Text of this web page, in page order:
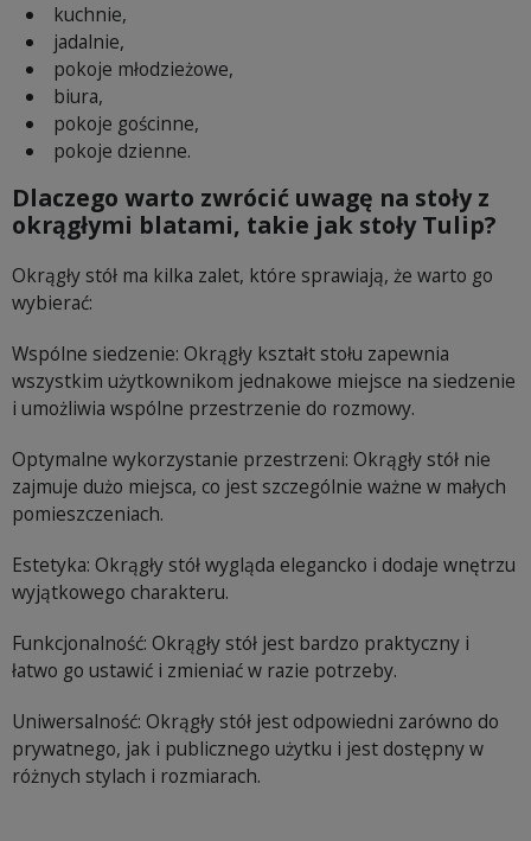
kuchnie,
jadalnie,
pokoje młodzieżowe,
biura,
pokoje gościnne,
pokoje dzienne.
Dlaczego warto zwrócić uwagę na stoły z
okrągłymi blatami, takie jak stoły Tulip?
Okrągły stół ma kilka zalet, które sprawiają, że warto go
wybierać:
Wspólne siedzenie: Okrągły kształt stołu zapewnia
wszystkim użytkownikom jednakowe miejsce na siedzenie
i umożliwia wspólne przestrzenie do rozmowy.
Optymalne wykorzystanie przestrzeni: Okrągły stół nie
zajmuje dużo miejsca, co jest szczególnie ważne w małych
pomieszczeniach.
Estetyka: Okrągły stół wygląda elegancko i dodaje wnętrzu
wyjątkowego charakteru.
Funkcjonalność: Okrągły stół jest bardzo praktyczny i
łatwo go ustawić i zmieniać w razie potrzeby.
Uniwersalność: Okrągły stół jest odpowiedni zarówno do
prywatnego, jak i publicznego użytku i jest dostępny w
różnych stylach i rozmiarach.